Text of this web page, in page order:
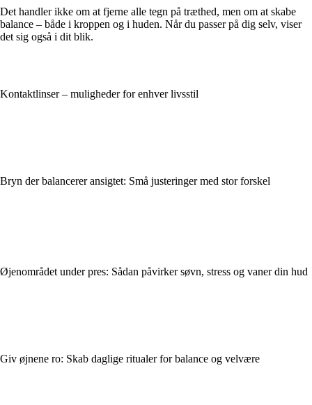
Det handler ikke om at fjerne alle tegn på træthed, men om at skabe
balance – både i kroppen og i huden. Når du passer på dig selv, viser
det sig også i dit blik.
Kontaktlinser – muligheder for enhver livsstil
Bryn der balancerer ansigtet: Små justeringer med stor forskel
Øjenområdet under pres: Sådan påvirker søvn, stress og vaner din hud
Giv øjnene ro: Skab daglige ritualer for balance og velvære